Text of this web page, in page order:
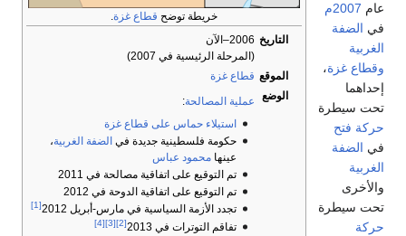
خريطة توضح قطاع غزة.
التاريخ 2006–الآن
(المرحلة الرئيسية في 2007)
الموقع قطاع غزة
الوضع
عملية المصالحة:
استيلاء حماس على قطاع غزة
حكومة فلسطينية جديدة في الضفة الغربية،
عينها محمود عباس
تم التوقيع على اتفاقية مصالحة في 2011
تم التوقيع على اتفاقية الدوحة في 2012
تجدد الأزمة السياسية في مارس-أبريل 2012
[1]
تفاقم التوترات في 2013 [2]
[3]
[4]
عام 2007م
في الضفة
الغربية
وقطاع غزة،
إحداهما
تحت سيطرة
حركة فتح
في الضفة
الغربية
والأخرى
تحت سيطرة
حركة